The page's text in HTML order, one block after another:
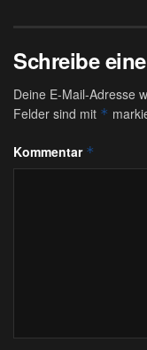
Schreibe
Deine E-Mail-Adresse
Felder sind mit *
Kommentar *